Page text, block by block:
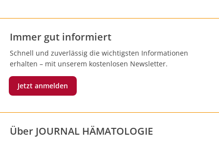
Immer gut informiert
Schnell und zuverlässig die wichtigsten Informationen
erhalten – mit unserem kostenlosen Newsletter.
Jetzt anmelden
Über JOURNAL HÄMATOLOGIE